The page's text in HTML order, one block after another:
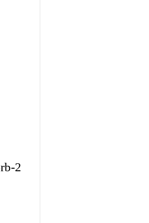
2